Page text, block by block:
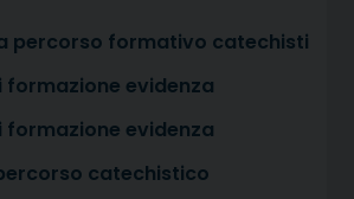
percorso formativo catechisti
formazione evidenza
formazione evidenza
catechistico